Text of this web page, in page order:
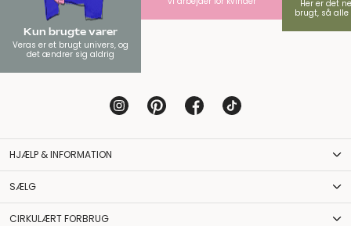
Kun brugte varer
Veras er et brugt univers, og
det ændrer sig aldrig
Her er det
brugt, så
HJÆLP & INFORMATION
SÆLG
CIRKULÆRT FORBRUG